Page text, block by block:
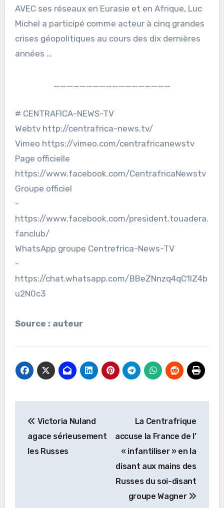
AVEC ses réseaux en Eurasie et en Afrique, Luc
Michel a participé comme acteur à cinq grandes
crises géopolitiques au cours des dix dernières
années …
# CENTRAFICA-NEWS-TV
Webtv http://centrafrica-news.tv/
Vimeo https://vimeo.com/centrafricanewstv
Page officielle
https://www.facebook.com/CentrafricaNewstv
Groupe officiel
-
https://www.facebook.com/president.touadera.
fanclub/
WhatsApp groupe Centrefrica-News-TV
-
https://chat.whatsapp.com/BBeZNnzq4qC1lZ4b
u2N0c3
Source : auteur
de
l’article
Victoria Nuland
agace sérieusement
les Russes
La Centrafrique
accuse la France de l’
« infantiliser » en la
disant aux mains des
Russes du soi-disant
groupe Wagner